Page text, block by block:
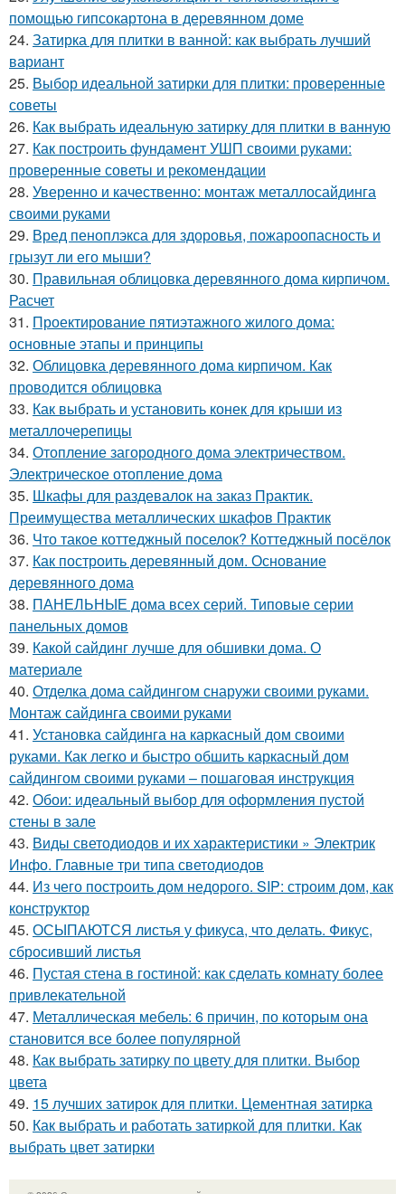
помощью гипсокартона в деревянном доме
24. Затирка для плитки в ванной: как выбрать лучший
вариант
25. Выбор идеальной затирки для плитки: проверенные
советы
26. Как выбрать идеальную затирку для плитки в ванную
27. Как построить фундамент УШП своими руками:
проверенные советы и рекомендации
28. Уверенно и качественно: монтаж металлосайдинга
своими руками
29. Вред пеноплэкса для здоровья, пожароопасность и
грызут ли его мыши?
30. Правильная облицовка деревянного дома кирпичом.
Расчет
31. Проектирование пятиэтажного жилого дома:
основные этапы и принципы
32. Облицовка деревянного дома кирпичом. Как
проводится облицовка
33. Как выбрать и установить конек для крыши из
металлочерепицы
34. Отопление загородного дома электричеством.
Электрическое отопление дома
35. Шкафы для раздевалок на заказ Практик.
Преимущества металлических шкафов Практик
36. Что такое коттеджный поселок? Коттеджный посёлок
37. Как построить деревянный дом. Основание
деревянного дома
38. ПАНЕЛЬНЫЕ дома всех серий. Типовые серии
панельных домов
39. Какой сайдинг лучше для обшивки дома. О
материале
40. Отделка дома сайдингом снаружи своими руками.
Монтаж сайдинга своими руками
41. Установка сайдинга на каркасный дом своими
руками. Как легко и быстро обшить каркасный дом
сайдингом своими руками – пошаговая инструкция
42. Обои: идеальный выбор для оформления пустой
стены в зале
43. Виды светодиодов и их характеристики » Электрик
Инфо. Главные три типа светодиодов
44. Из чего построить дом недорого. SIP: строим дом, как
конструктор
45. ОСЫПАЮТСЯ листья у фикуса, что делать. Фикус,
сбросивший листья
46. Пустая стена в гостиной: как сделать комнату более
привлекательной
47. Металлическая мебель: 6 причин, по которым она
становится все более популярной
48. Как выбрать затирку по цвету для плитки. Выбор
цвета
49. 15 лучших затирок для плитки. Цементная затирка
50. Как выбрать и работать затиркой для плитки. Как
выбрать цвет затирки